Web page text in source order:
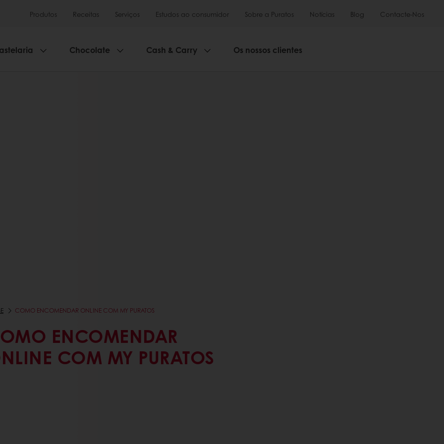
Produtos Receitas Serviços Estudos ao consumidor Sobre a Puratos Notícias Blog Contacte-Nos
Chocolate Cash & Carry Os nossos clientes
COMO ENCOMENDAR ONLINE COM MY PURATOS
ENCOMENDAR
COM MY PURATOS